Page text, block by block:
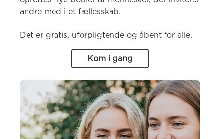
andre med i et fællesskab.
Det er gratis, uforpligtende og åbent for alle.
Kom i gang